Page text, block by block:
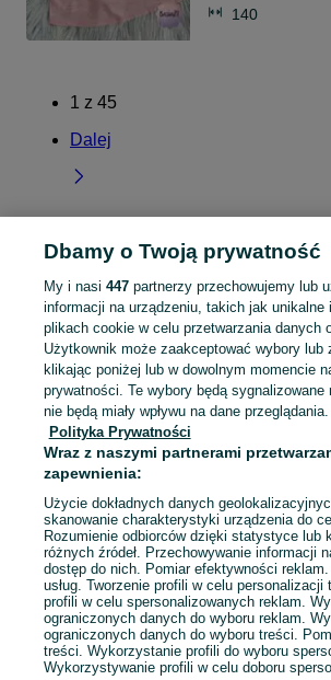
140
1 z 45
Dalej
Strona główna Mazowieckie Rzuców
KATEGORIA
Mapa kategorii
Mapa miejscowości
Mapa ministron
Popularne wyszukiwania
Dbamy o Twoją prywatność
My i nasi 447partnerzy przechowujemy lub
informacji na urządzeniu, takich jak unikalne
plikach cookie w celu przetwarzania danych
Użytkownik może zaakceptować wybory lub
klikając poniżej lub w dowolnym momencie
prywatności. Te wybory będą sygnalizowane
nie będą miały wpływu na dane przeglądania.
Polityka Prywatności
Wraz z naszymi partnerami
zapewnienia:
Użycie dokładnych danych
skanowanie charakterystyki urządzenia do
Rozumienie odbiorców dzięki statystyce lub
różnych źródeł. Przechowywanie informacji
dostęp do nich. Pomiar efektywności
usług. Tworzenie profili w celu personalizacji
profili w celu spersonalizowanych reklam.
ograniczonych danych do wyboru reklam.
ograniczonych danych do wyboru treści.
treści. Wykorzystanie profili do wyboru
Wykorzystywanie profili w celu doboru